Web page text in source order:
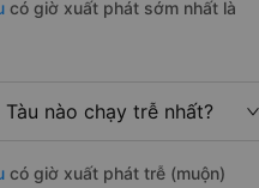
có giờ xuất phát sớm nhất là
nào chạy trễ nhất?
có giờ xuất phát trễ (muộn)